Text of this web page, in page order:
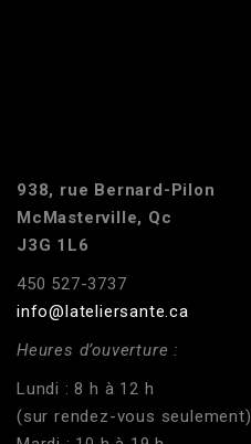
938, rue Bernard-Pilon
McMasterville, Qc
J3G 1L6
450 527-3737
info@lateliersante.ca
Heures d’ouverture :
Lundi : 8 h à 12 h
(sur rendez-vous seulement)